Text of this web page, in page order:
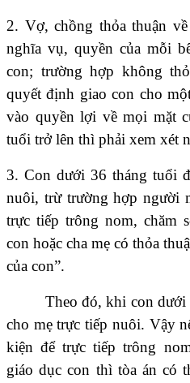
2. Vợ, chồng thỏa thuận
nghĩa vụ, quyền của mỗi
con; trường hợp không
quyết định giao con cho
vào quyền lợi về mọi mặt
tuổi trở lên thì phải xem xét
3. Con dưới 36 tháng tuổi
nuôi, trừ trường hợp người
trực tiếp trông nom, chăm
con hoặc cha mẹ có thỏa
của con”.
Theo đó, khi con dưới
cho mẹ trực tiếp nuôi. Vậy
kiện để trực tiếp trông
giáo dục con thì tòa án có